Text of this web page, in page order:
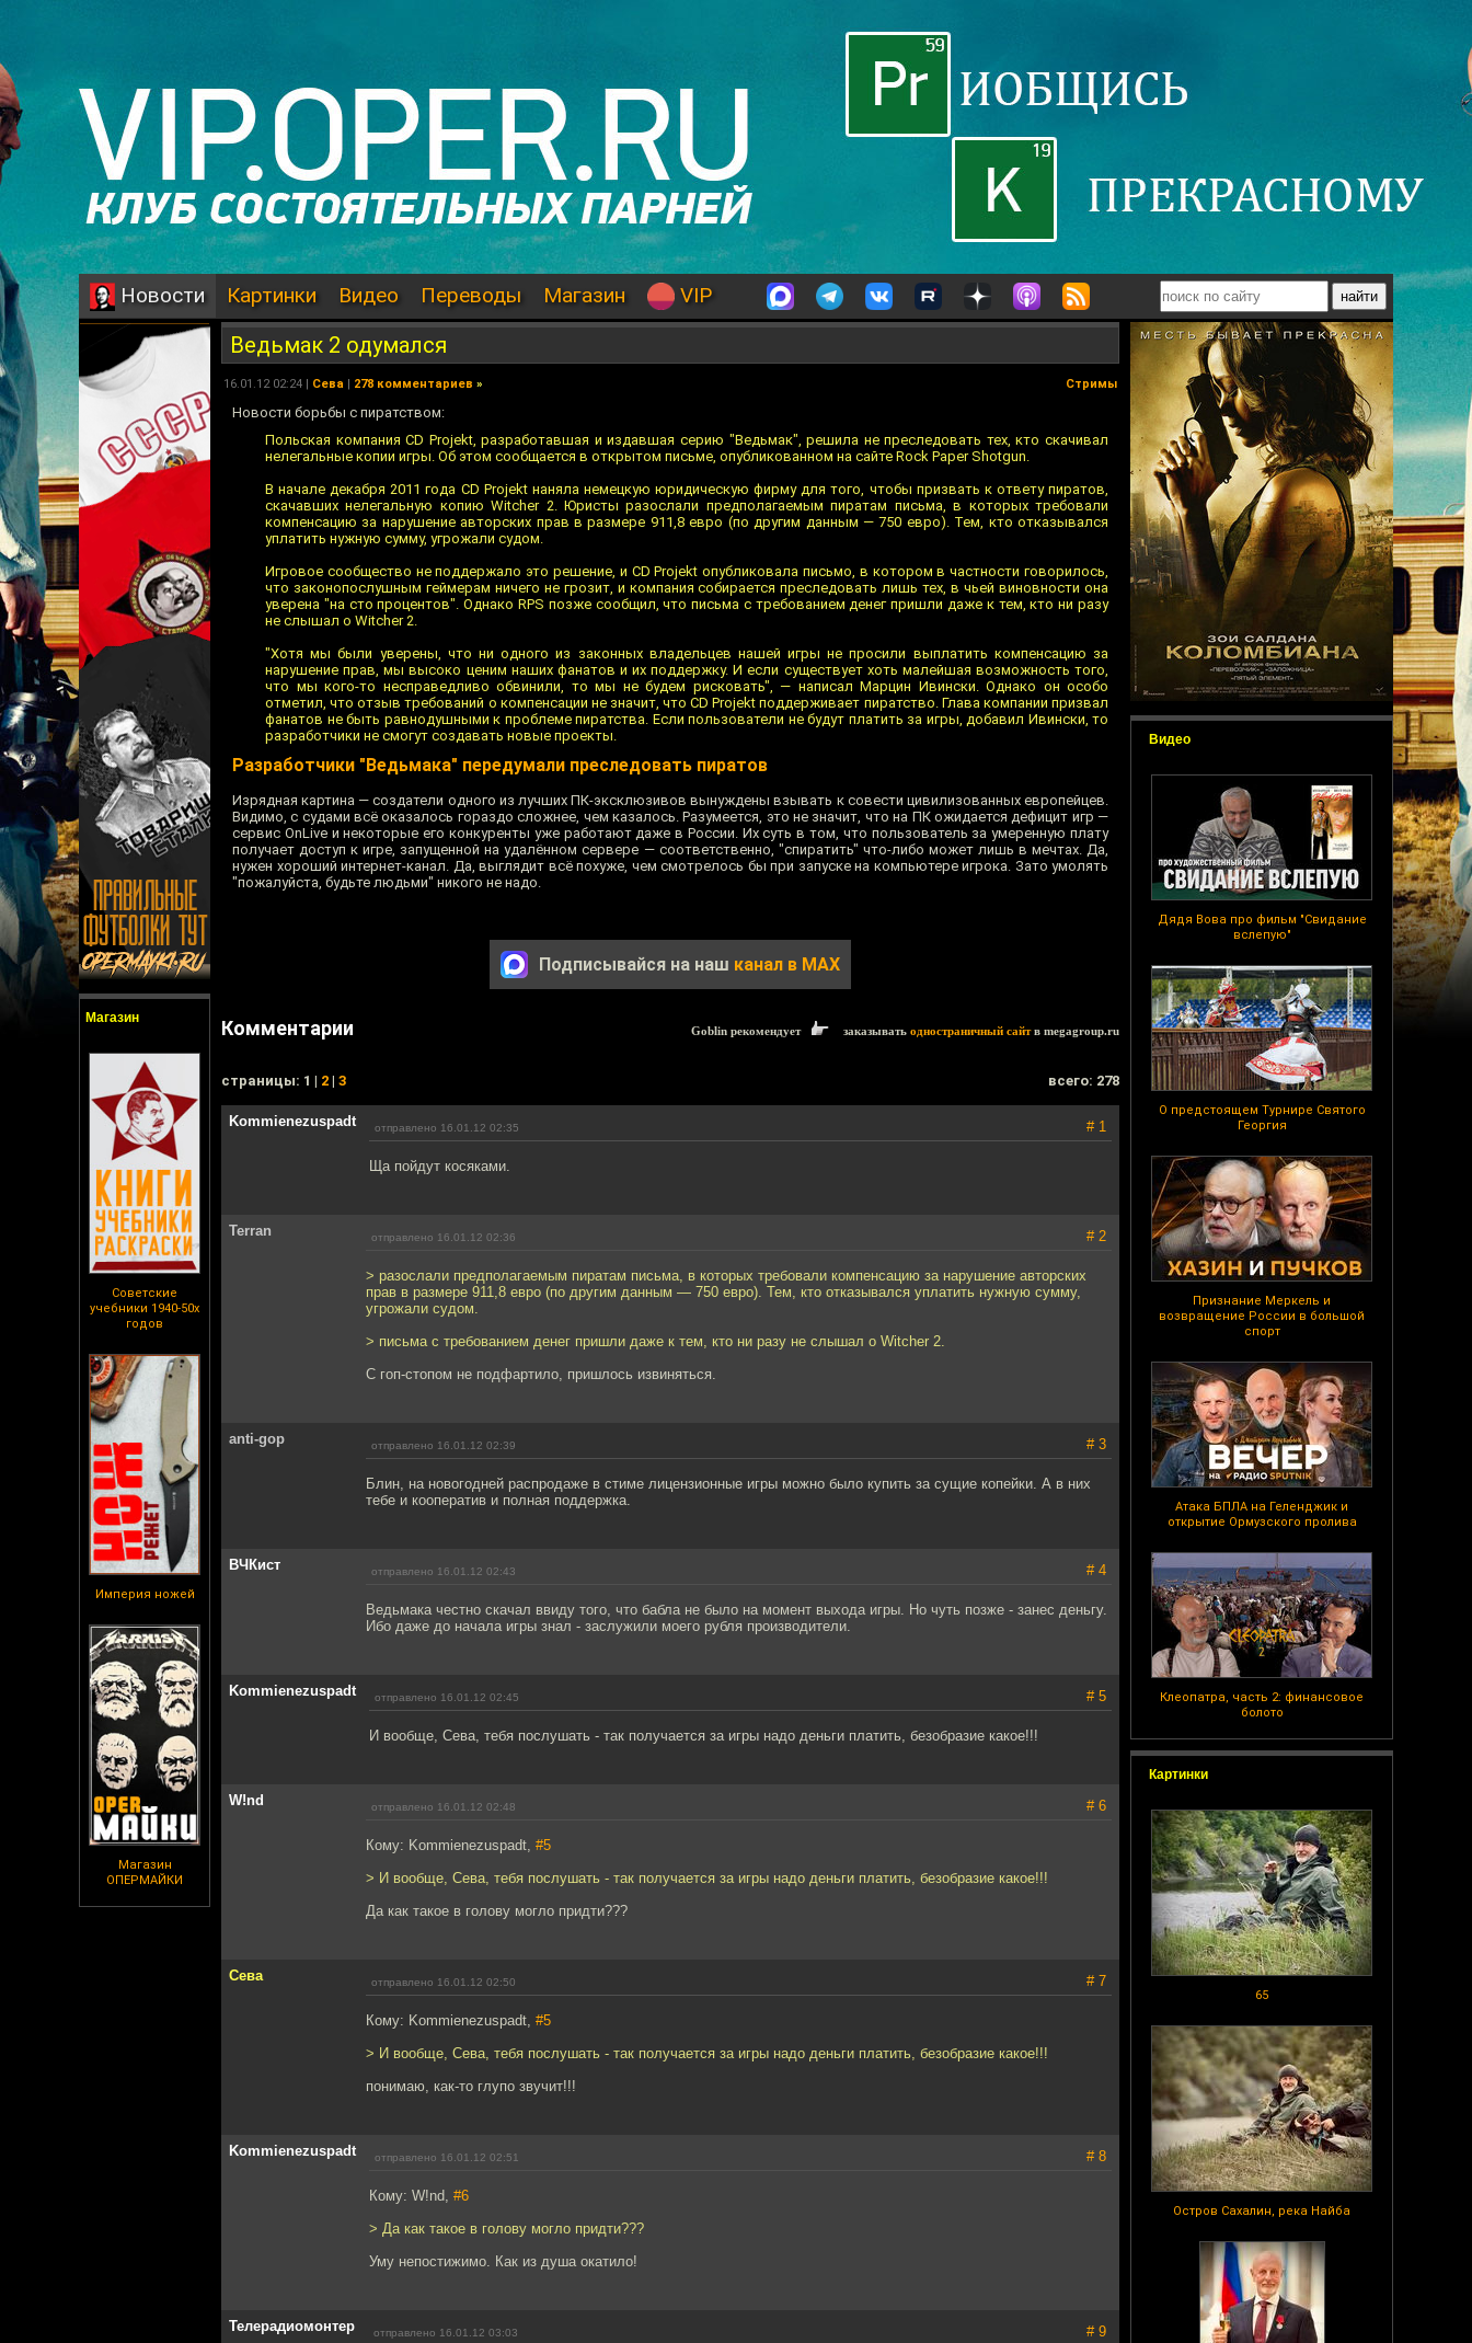
Новости Картинки Видео Переводы Магазин VIP
Магазин
Советские
учебники 1940-50х
годов
Империя ножей
Магазин
ОПЕРМАЙКИ
Видео
Дядя Вова про фильм "Свидание
вслепую"
О предстоящем Турнире Святого
Георгия
Признание Меркель и
возвращение России в большой
спорт
Атака БПЛА на Геленджик и
открытие Ормузского пролива
Клеопатра, часть 2: финансовое
болото
Картинки
65
Остров Сахалин, река Найба
Ведьмак 2 одумался
16.01.12 02:24 | Сева | 278 комментариев » Стримы
Новости борьбы с пиратством:
Польская компания CD Projekt, разработавшая и издавшая серию "Ведьмак", решила не преследовать тех, кто скачивал
нелегальные копии игры. Об этом сообщается в открытом письме, опубликованном на сайте Rock Paper Shotgun.
В начале декабря 2011 года CD Projekt наняла немецкую юридическую фирму для того, чтобы призвать к ответу пиратов,
скачавших нелегальную копию Witcher 2. Юристы разослали предполагаемым пиратам письма, в которых требовали
компенсацию за нарушение авторских прав в размере 911,8 евро (по другим данным — 750 евро). Тем, кто отказывался
уплатить нужную сумму, угрожали судом.
Игровое сообщество не поддержало это решение, и CD Projekt опубликовала письмо, в котором в частности говорилось,
что законопослушным геймерам ничего не грозит, и компания собирается преследовать лишь тех, в чьей виновности она
уверена "на сто процентов". Однако RPS позже сообщил, что письма с требованием денег пришли даже к тем, кто ни разу
не слышал о Witcher 2.
"Хотя мы были уверены, что ни одного из законных владельцев нашей игры не просили выплатить компенсацию за
нарушение прав, мы высоко ценим наших фанатов и их поддержку. И если существует хоть малейшая возможность того,
что мы кого-то несправедливо обвинили, то мы не будем рисковать", — написал Марцин Ивински. Однако он особо
отметил, что отзыв требований о компенсации не значит, что CD Projekt поддерживает пиратство. Глава компании призвал
фанатов не быть равнодушными к проблеме пиратства. Если пользователи не будут платить за игры, добавил Ивински, то
разработчики не смогут создавать новые проекты.
Разработчики "Ведьмака" передумали преследовать пиратов
Изрядная картина — создатели одного из лучших ПК-эксклюзивов вынуждены взывать к совести цивилизованных европейцев.
Видимо, с судами всё оказалось гораздо сложнее, чем казалось. Разумеется, это не значит, что на ПК ожидается дефицит игр —
сервис OnLive и некоторые его конкуренты уже работают даже в России. Их суть в том, что пользователь за умеренную плату
получает доступ к игре, запущенной на удалённом сервере — соответственно, "спиратить" что-либо может лишь в мечтах. Да,
нужен хороший интернет-канал. Да, выглядит всё похуже, чем смотрелось бы при запуске на компьютере игрока. Зато умолять
"пожалуйста, будьте людьми" никого не надо.
Подписывайся на наш канал в MAX
Комментарии Goblin рекомендует заказывать одностраничный сайтв megagroup.ru
cтраницы: 1 | 2 | 3 всего: 278
Kommienezuspadt отправлено 16.01.12 02:35 # 1
Ща пойдут косяками.
Terran отправлено 16.01.12 02:36 # 2
> разослали предполагаемым пиратам письма, в которых требовали компенсацию за нарушение авторских
прав в размере 911,8 евро (по другим данным — 750 евро). Тем, кто отказывался уплатить нужную сумму,
угрожали судом.
> письма с требованием денег пришли даже к тем, кто ни разу не слышал о Witcher 2.
С гоп-стопом не подфартило, пришлось извиняться.
anti-gop отправлено 16.01.12 02:39 # 3
Блин, на новогодней распродаже в стиме лицензионные игры можно было купить за сущие копейки. А в них
тебе и кооператив и полная поддержка.
ВЧКист отправлено 16.01.12 02:43 # 4
Ведьмака честно скачал ввиду того, что бабла не было на момент выхода игры. Но чуть позже - занес деньгу.
Ибо даже до начала игры знал - заслужили моего рубля производители.
Kommienezuspadt отправлено 16.01.12 02:45 # 5
И вообще, Сева, тебя послушать - так получается за игры надо деньги платить, безобразие какое!!!
W!nd отправлено 16.01.12 02:48 # 6
Кому: Kommienezuspadt, #5
> И вообще, Сева, тебя послушать - так получается за игры надо деньги платить, безобразие какое!!!
Да как такое в голову могло придти???
Сева отправлено 16.01.12 02:50 # 7
Кому: Kommienezuspadt, #5
> И вообще, Сева, тебя послушать - так получается за игры надо деньги платить, безобразие какое!!!
понимаю, как-то глупо звучит!!!
Kommienezuspadt отправлено 16.01.12 02:51 # 8
Кому: W!nd, #6
> Да как такое в голову могло придти???
Уму непостижимо. Как из душа окатило!
Телерадиомонтер отправлено 16.01.12 03:03 # 9